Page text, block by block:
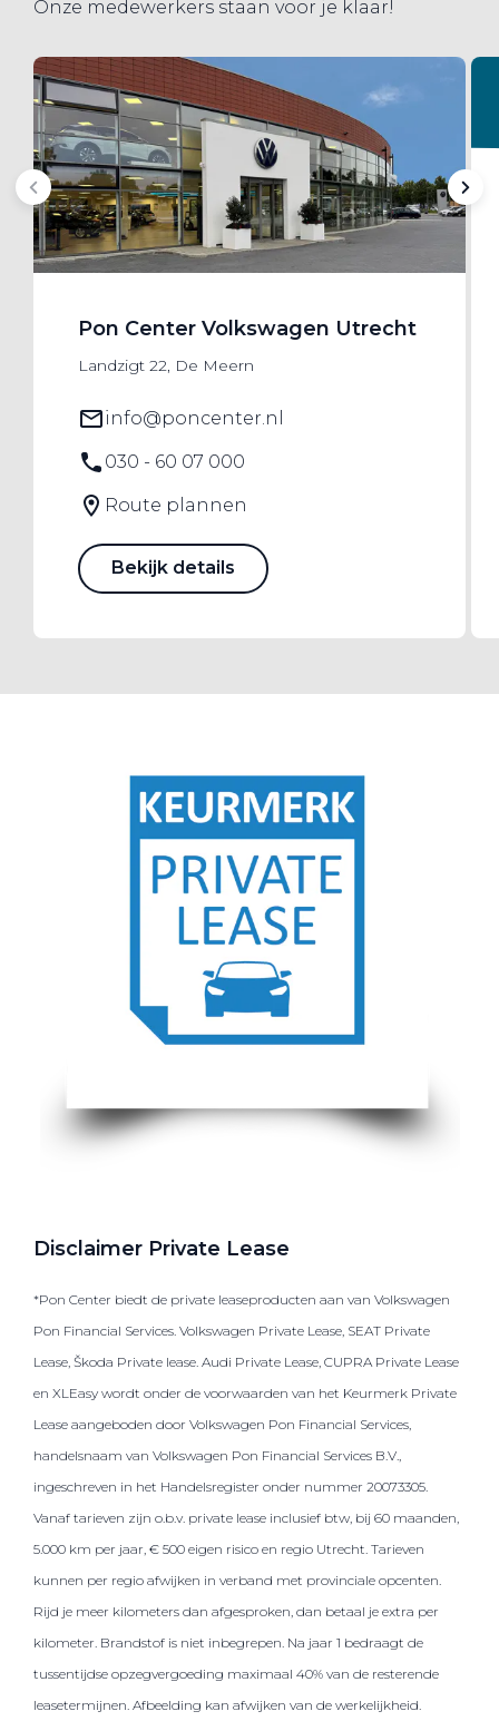
Onze medewerkers staan voor je klaar!
Pon Center Volkswagen Utrecht
Landzigt 22, De Meern
info@poncenter.nl
030 - 60 07 000
Route plannen
Bekijk details
Disclaimer Private Lease
*Pon Center biedt de private leaseproducten aan van Volkswagen
Pon Financial Services. Volkswagen Private Lease, SEAT Private
Lease, Škoda Private lease. Audi Private Lease, CUPRA Private Lease
en XLEasy wordt onder de voorwaarden van het Keurmerk Private
Lease aangeboden door Volkswagen Pon Financial Services,
handelsnaam van Volkswagen Pon Financial Services B.V.,
ingeschreven in het Handelsregister onder nummer 20073305.
Vanaf tarieven zijn o.b.v. private lease inclusief btw, bij 60 maanden,
5.000 km per jaar, € 500 eigen risico en regio Utrecht. Tarieven
kunnen per regio afwijken in verband met provinciale opcenten.
Rijd je meer kilometers dan afgesproken, dan betaal je extra per
kilometer. Brandstof is niet inbegrepen. Na jaar 1 bedraagt de
tussentijdse opzegvergoeding maximaal 40% van de resterende
leasetermijnen. Afbeelding kan afwijken van de werkelijkheid.